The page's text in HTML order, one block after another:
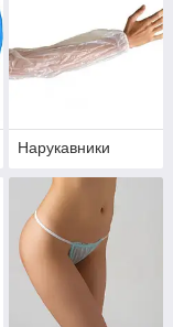
одягу не
та пошкоджень;
від
руху прямий
цінамиодноразові
Нарукавники